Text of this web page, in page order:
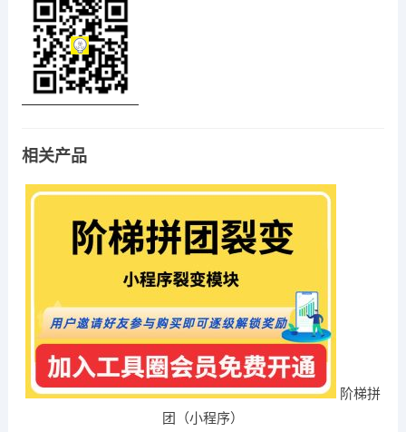
相关产品
阶梯拼
团（小程序）